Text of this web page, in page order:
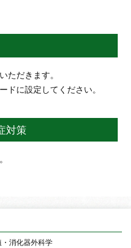
ただきます。
ドに設定してください。
対策
・消化器外科学